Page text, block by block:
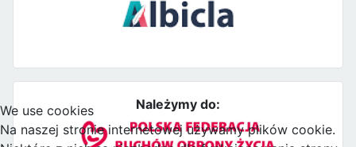
Należymy do:
We use cookies
Na naszej stronie internetowej używamy plików cookie.